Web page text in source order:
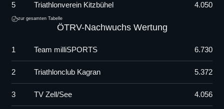
5 Triathlonverein Kitzbühel 4.050
zur gesamten Tabelle
ÖTRV-Nachwuchs Wertung
1 Team milliSPORTS 6.730
2 Triathlonclub Kagran 5.372
3 TV Zell/See 4.056